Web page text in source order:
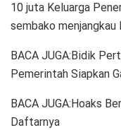
10 juta Keluarga
sembako
BACA JUGA:Bidik
Pemerintah Siapkan
BACA JUGA:Hoaks
Daftarnya